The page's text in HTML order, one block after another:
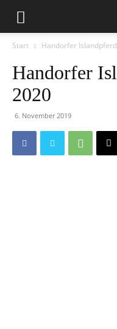
Start Handorfer
Handorfer
2020
6. November 2019